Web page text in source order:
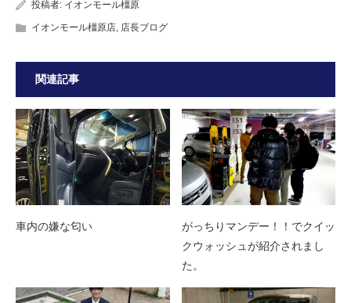
投稿者: イオンモール橿原
イオンモール橿原店, 店長ブログ
関連記事
車内の嫌な匂い
がっちりマンデー！！でクイッ
クウォッシュが紹介されまし
た。